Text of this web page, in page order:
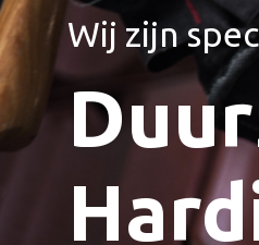
Wij zijn